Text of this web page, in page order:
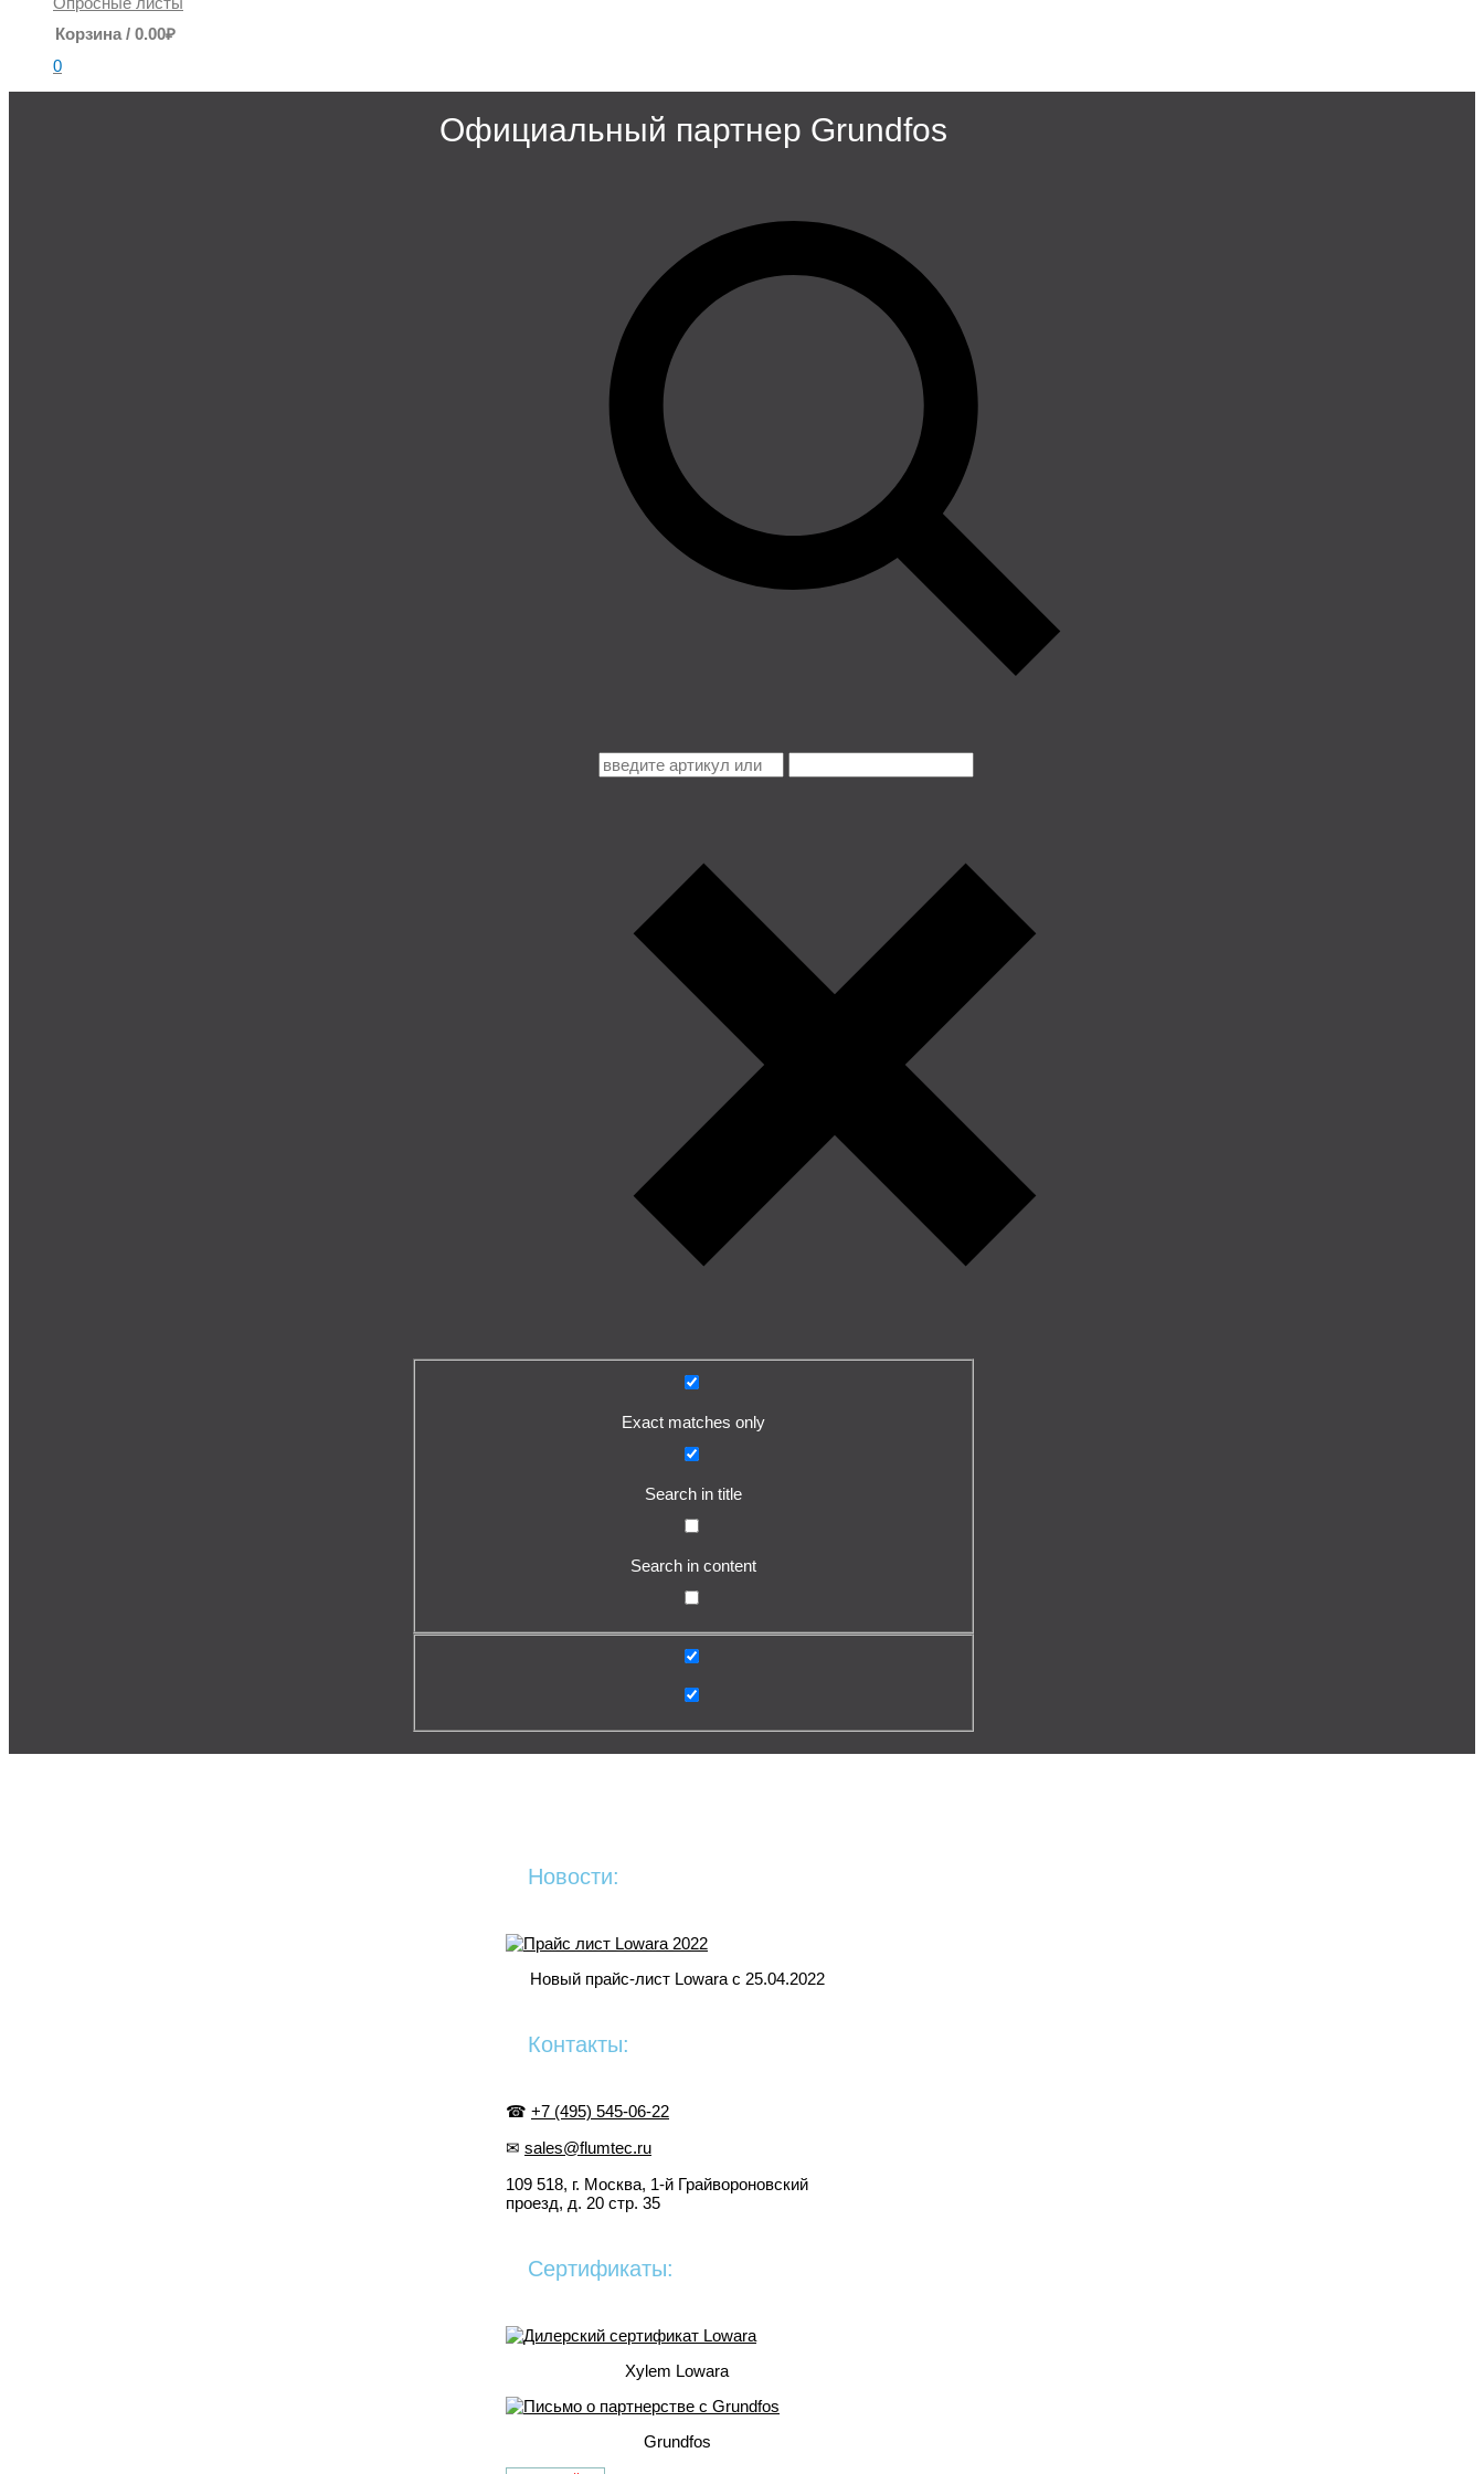
Корзина / 0.00₽
0
Официальный партнер Grundfos
Exact matches only
Search in title
Search in content
Новости:
Новый прайс-лист Lowara c 25.04.2022
Контакты:
☎ +7 (495) 545-06-22
✉ sales@flumtec.ru
109 518, г. Москва, 1-й Грайвороновский
проезд, д. 20 стр. 35
Сертификаты:
Xylem Lowara
Grundfos